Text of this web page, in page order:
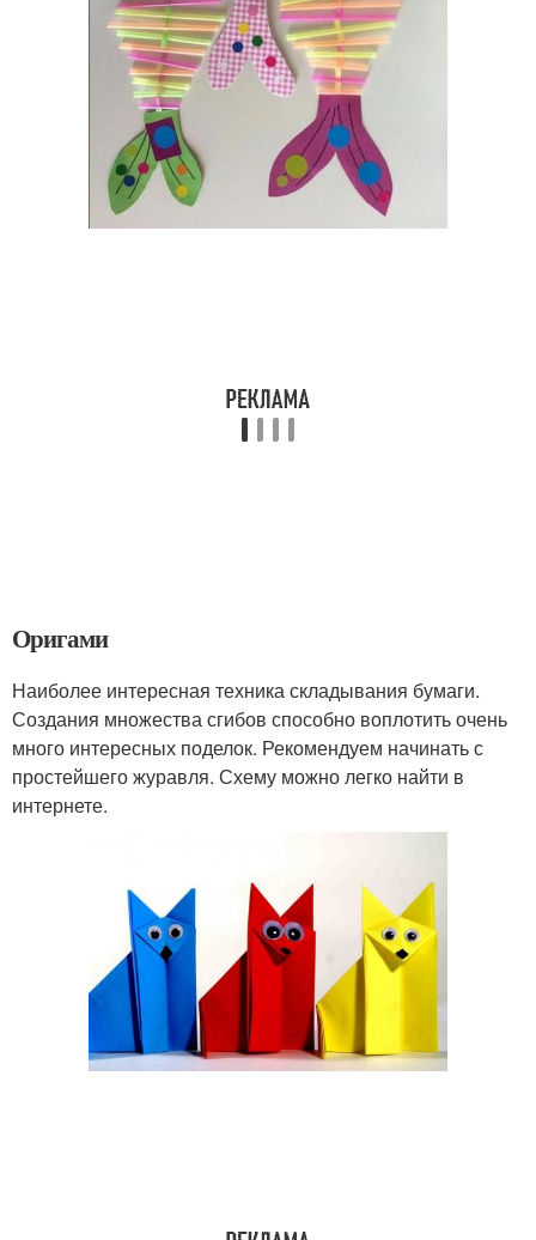
Оригами
Наиболее интересная техника складывания бумаги.
Создания множества сгибов способно воплотить очень
много интересных поделок. Рекомендуем начинать с
простейшего журавля. Схему можно легко найти в
интернете.